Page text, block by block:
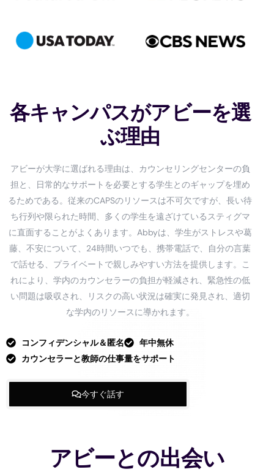
各キャンパスがアビーを選
ぶ理由
アビーが大学に選ばれる理由は、カウンセリングセンターの負
担と、日常的なサポートを必要とする学生とのギャップを埋め
るためである。従来のCAPSのリソースは不可欠ですが、長い待
ち行列や限られた時間、多くの学生を遠ざけているスティグマ
に直面することがよくあります。Abbyは、学生がストレスや葛
藤、不安について、24時間いつでも、携帯電話で、自分の言葉
で話せる、プライベートで親しみやすい方法を提供します。こ
れにより、学内のカウンセラーの負担が軽減され、緊急性の低
い問題は吸収され、リスクの高い状況は確実に発見され、適切
な学内のリソースに導かれます。
コンフィデンシャル＆匿名
年中無休
カウンセラーと教師の仕事量をサポート
今すぐ話す
アビーとの出会い